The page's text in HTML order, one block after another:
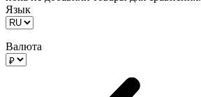
Язык
Валюта